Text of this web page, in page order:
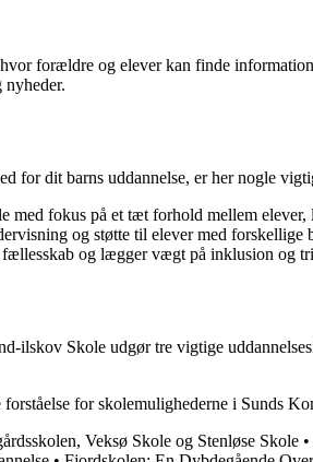
forældre og elever kan finde
nyheder.
for dit barns uddannelse, er her nogle
med fokus på et tæt forhold mellem
og støtte til elever med forskellige
og lægger vægt på inklusion og
ilskov Skole udgør tre vigtige
for skolemulighederne i Sunds
Veksø Skole og Stenløse Skole •